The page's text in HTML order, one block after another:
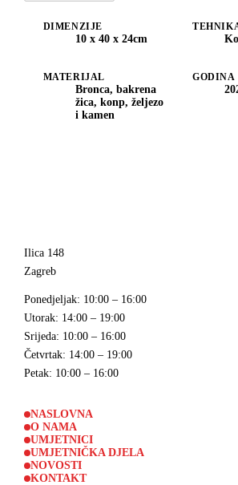
DIMENZIJE
10 x 40 x 24cm
MATERIJAL
Bronca, bakrena
žica, konp, željezo
i kamen
GODINA
Ilica 148
Zagreb
Ponedjeljak: 10:00 – 16:00
Utorak: 14:00 – 19:00
Srijeda: 10:00 – 16:00
Četvrtak: 14:00 – 19:00
Petak: 10:00 – 16:00
NASLOVNA
O NAMA
UMJETNICI
UMJETNIČKA DJELA
NOVOSTI
KONTAKT